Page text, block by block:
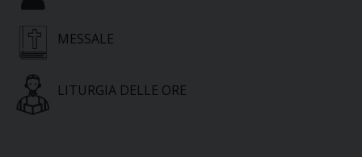
MESSALE
LITURGIA DELLE ORE